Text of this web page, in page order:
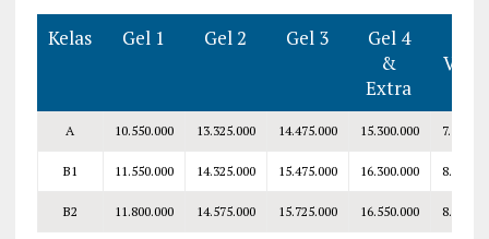
Kelas Gel 1 Gel 2 Gel 3
Gel 4
&
Extra
A 10.550.000 13.325.000 14.475.000 15.300.000
B1 11.550.000 14.325.000 15.475.000 16.300.000
B2 11.800.000 14.575.000 15.725.000 16.550.000